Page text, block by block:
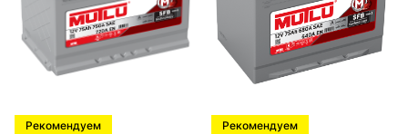
Рекомендуем Рекомендуем